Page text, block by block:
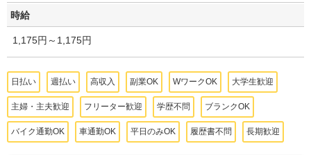
時給
1,175円～1,175円
日払い 週払い 高収入 副業OK WワークOK 大学生歓迎
主婦・主夫歓迎 フリーター歓迎 学歴不問 ブランクOK
バイク通勤OK 車通勤OK 平日のみOK 履歴書不問 長期歓迎